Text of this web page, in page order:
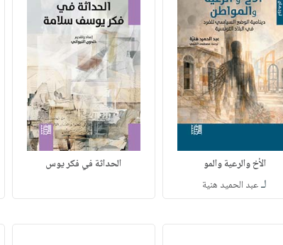
الأخ والرعية والمو
لـعبد الحميد هنية
الحداثة في فكر يوس